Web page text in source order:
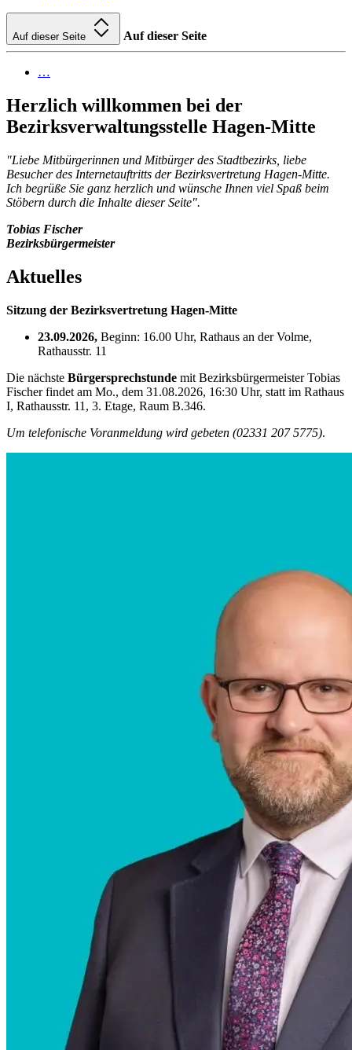
Auf dieser Seite Auf dieser Seite
…
Herzlich willkommen bei der
Bezirksverwaltungsstelle Hagen-Mitte
"Liebe Mitbürgerinnen und Mitbürger des Stadtbezirks, liebe
Besucher des Internetauftritts der Bezirksvertretung Hagen-Mitte.
Ich begrüße Sie ganz herzlich und wünsche Ihnen viel Spaß beim
Stöbern durch die Inhalte dieser Seite".
Tobias Fischer
Bezirksbürgermeister
Aktuelles
Sitzung der Bezirksvertretung Hagen-Mitte
23.09.2026, Beginn: 16.00 Uhr, Rathaus an der Volme,
Rathausstr. 11
Die nächste Bürgersprechstunde mit Bezirksbürgermeister Tobias
Fischer findet am Mo., dem 31.08.2026, 16:30 Uhr, statt im Rathaus
I, Rathausstr. 11, 3. Etage, Raum B.346.
Um telefonische Voranmeldung wird gebeten (02331 207 5775).